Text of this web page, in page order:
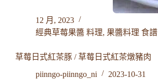
12 月, 2023
經典草莓果醬 料理, 果醬料理 食譜
草莓日式紅茶豚 / 草莓日式紅茶燉豬肉
piinngo-piinngo_ni
2023-10-31